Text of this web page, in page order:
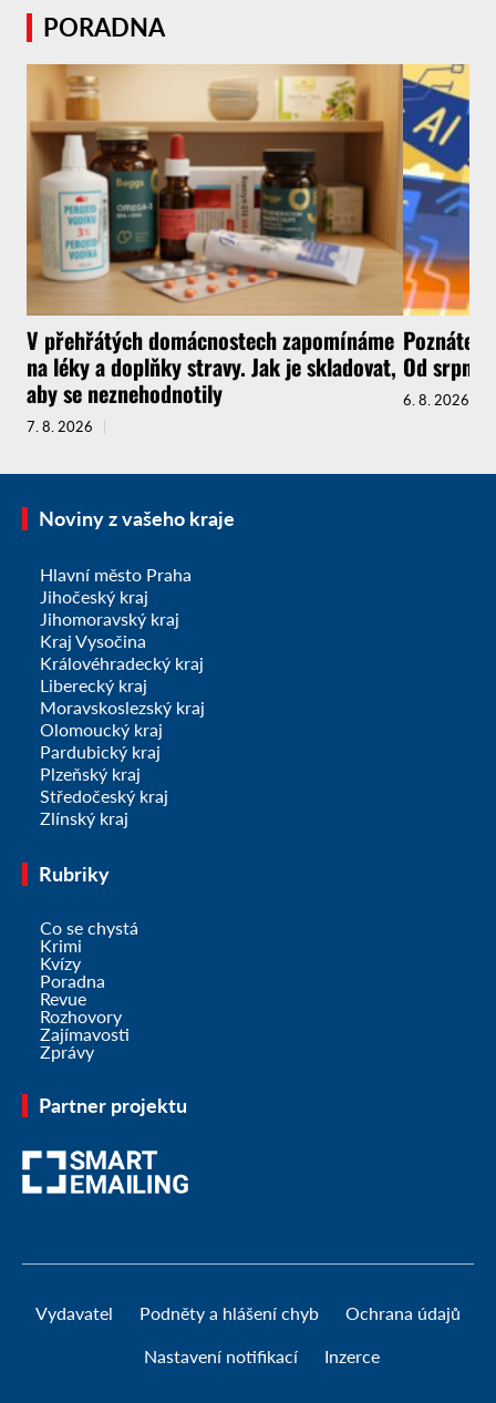
PORADNA
V přehřátých domácnostech zapomínáme
na léky a doplňky stravy. Jak je skladovat,
aby se neznehodnotily
7. 8. 2026
Poznáte,
Od srpna
6. 8. 2026
Noviny z vašeho kraje
Hlavní město Praha
Jihočeský kraj
Jihomoravský kraj
Kraj Vysočina
Královéhradecký kraj
Liberecký kraj
Moravskoslezský kraj
Olomoucký kraj
Pardubický kraj
Plzeňský kraj
Středočeský kraj
Zlínský kraj
Rubriky
Co se chystá
Krimi
Kvízy
Poradna
Revue
Rozhovory
Zajímavosti
Zprávy
Partner projektu
Vydavatel Podněty a hlášení chyb Ochrana údajů
Nastavení notifikací Inzerce